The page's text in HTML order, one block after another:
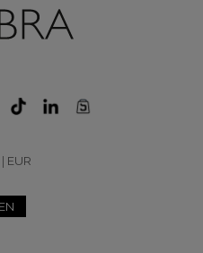
| EUR
EN